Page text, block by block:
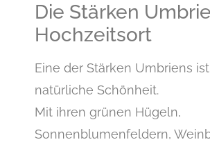
Die Stärken
Hochzeitsort
Eine der Stärken Umbriens
natürliche Schönheit.
Mit ihren grünen Hügeln,
Sonnenblumenfeldern,